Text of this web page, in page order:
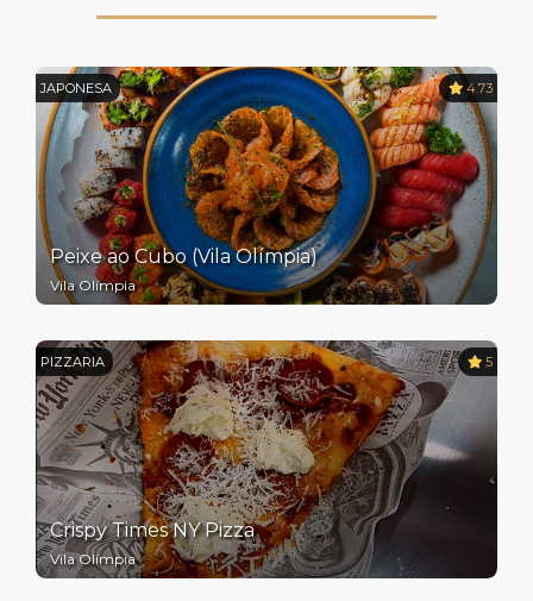
JAPONESA 4.73
Peixe ao Cubo (Vila Olímpia)
Vila Olímpia
PIZZARIA 5
Crispy Times NY Pizza
Vila Olímpia